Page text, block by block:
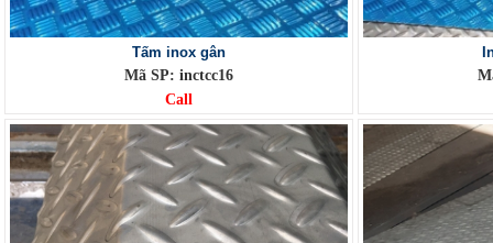
Tấm inox gân
Mã SP: inctcc16
Call